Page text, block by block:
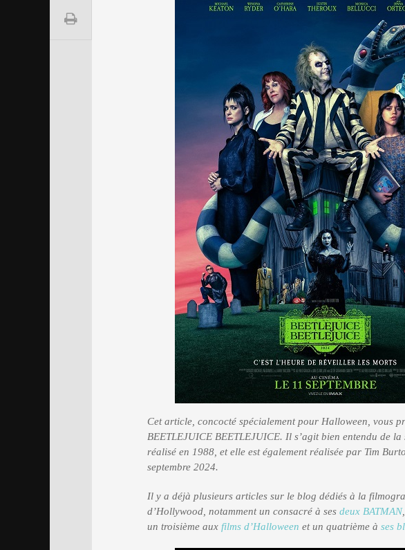
Cet article, concocté spécialement pour Halloween, vous
BEETLEJUICE BEETLEJUICE. Il s’agit bien entendu de
réalisé en 1988, et elle est également réalisée par Tim
septembre 2024.
Il y a déjà plusieurs articles sur le blog dédiés à la
d’Hollywood, notamment un consacré à ses deux BATMAN
un troisième aux films d’Halloween et un quatrième à ses